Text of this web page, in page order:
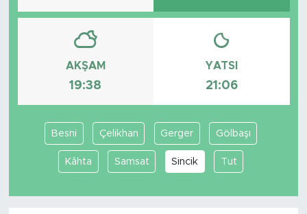
AKŞAM
19:38
YATSI
21:06
Besni Çelikhan Gerger Gölbaşı
Kâhta Samsat Sincik Tut